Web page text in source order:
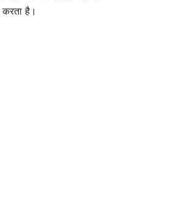
करता है।